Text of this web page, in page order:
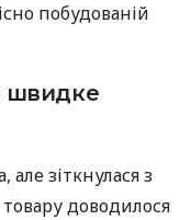
побудованій
швидке
але зіткнулася з
доводилося